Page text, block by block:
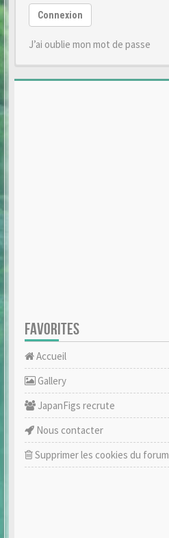
Connexion
J’ai oublie mon mot de passe
FAVORITES
Accueil
Gallery
JapanFigs recrute
Nous contacter
Supprimer les cookies du forum